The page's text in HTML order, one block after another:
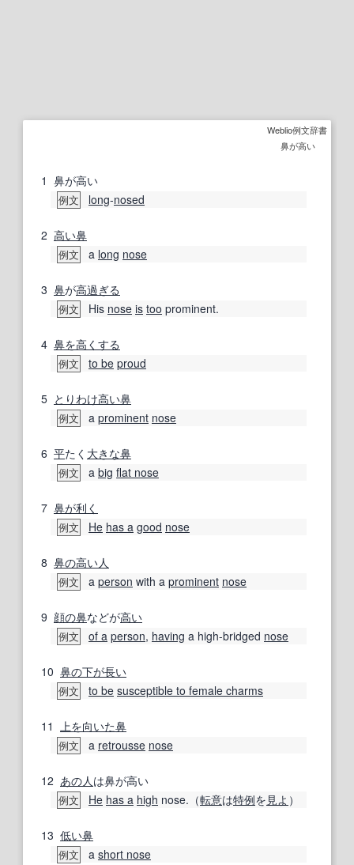
Weblio例文辞書
鼻が高い
1 鼻が高い
例文 long‐nosed
2 高い鼻
例文 a long nose
3 鼻が高過ぎる
例文 His nose is too prominent.
4 鼻を高くする
例文 to be proud
5 とりわけ高い鼻
例文 a prominent nose
6 平たく 大きな鼻
例文 a big flat nose
7 鼻が利く
例文 He has a good nose
8 鼻の高い人
例文 a person with a prominent nose
9 顔の鼻などが高い
例文 of a person, having a high-bridged nose
10 鼻の下が長い
例文 to be susceptible to female charms
11 上を向いた鼻
例文 a retrousse nose
12 あの人 は鼻が高い
例文 He has a high nose.（転意は特例を 見よ ）
13 低い鼻
例文 a short nose